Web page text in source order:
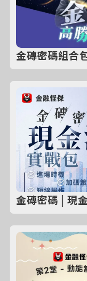
金磚密碼組合
金磚密碼 | 現